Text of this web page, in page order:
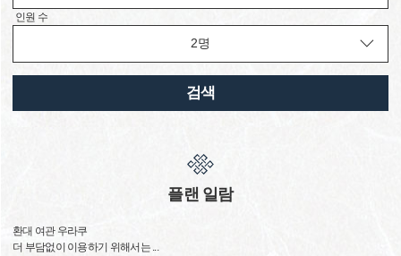
인원 수
검색
플랜 일람
환대 여관 우라쿠
더 부담없이 이용하기 위해서는 ...